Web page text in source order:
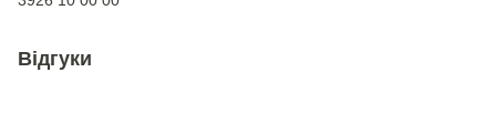
Відгуки